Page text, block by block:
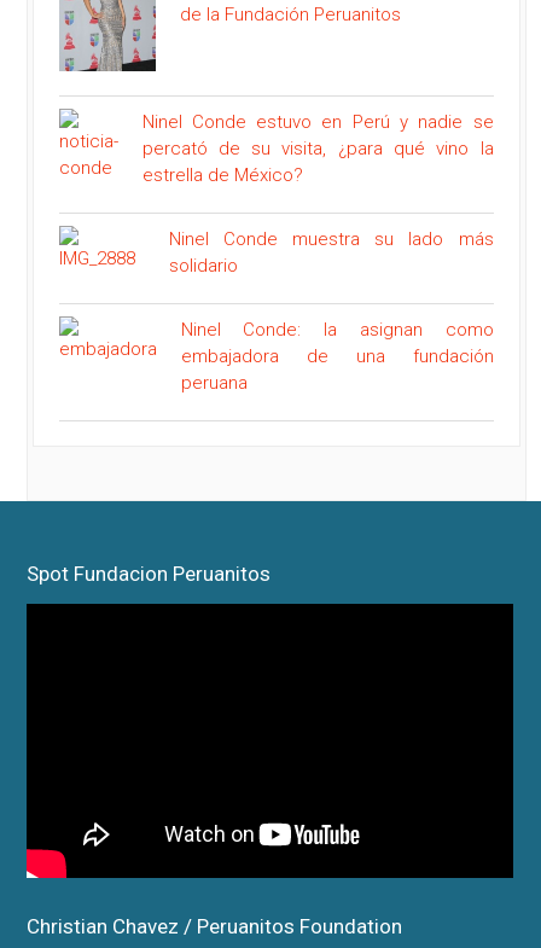
de la Fundación Peruanitos
Ninel Conde estuvo en Perú y nadie se
percató de su visita, ¿para qué vino la
estrella de México?
Ninel Conde muestra su lado más
solidario
Ninel Conde: la asignan como
embajadora de una fundación
peruana
Spot Fundacion Peruanitos
Christian Chavez / Peruanitos Foundation